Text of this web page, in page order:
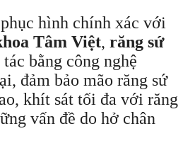
hình chính xác với
Tâm Việt, răng sứ
bằng công nghệ
đảm bảo mão răng sứ
khít sát tối đa với răng
vấn đề do hở chân